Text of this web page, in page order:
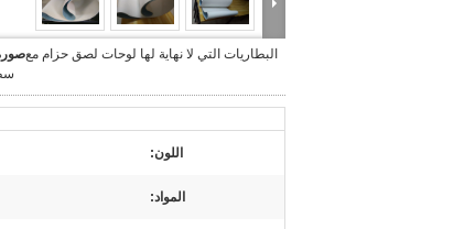
البطاريات التي لا نهاية لها لوحات لصق حزام مع
اللون:
المواد: